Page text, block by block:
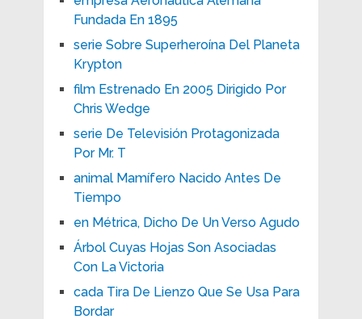
Fundada En 1895
serie Sobre Superheroína Del Planeta
Krypton
film Estrenado En 2005 Dirigido Por
Chris Wedge
serie De Televisión Protagonizada
Por Mr. T
animal Mamífero Nacido Antes De
Tiempo
en Métrica, Dicho De Un Verso Agudo
Árbol Cuyas Hojas Son Asociadas
Con La Victoria
cada Tira De Lienzo Que Se Usa Para
Bordar